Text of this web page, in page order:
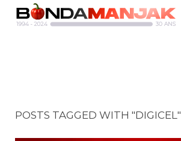
POSTS TAGGED WITH "DIGICEL"